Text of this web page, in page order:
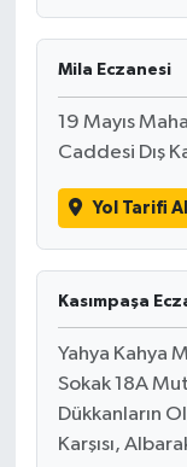
Mila Eczanesi
19 Mayıs
Caddesi Dış
Yol Tarifi Al
Kasımpaşa
Yahya Kahya
Sokak 18A
Dükkanların
Karşısı,